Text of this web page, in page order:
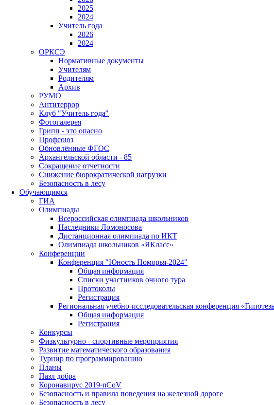
2025
2024
Учитель года
2026
2024
ОРКСЭ
Нормативные документы
Учителям
Родителям
Архив
РУМО
Антитеррор
Клуб "Учитель года"
Фотогалерея
Грипп - это опасно
Профсоюз
Обновлённые ФГОС
Архангельской области - 85
Сокращение отчетности
Снижение бюрократической нагрузки
Безопасность в лесу
Обучающимся
ГИА
Олимпиады
Всероссийская олимпиада школьников
Наследники Ломоносова
Дистанционная олимпиада по ИКТ
Олимпиада школьников «ЯКласс»
Конференции
Конференция "Юность Поморья-2024"
Общая информация
Списки участников очного тура
Протоколы
Регистрация
Региональная учебно-исследовательская конференция
Общая информация
Регистрация
Конкурсы
Физкультурно - спортивные мероприятия
Развитие математического образования
Турнир по программированию
Планы
Пазл добра
Коронавирус 2019-nCoV
Безопасность и правила поведения на железной дороге
Безопасность в лесу